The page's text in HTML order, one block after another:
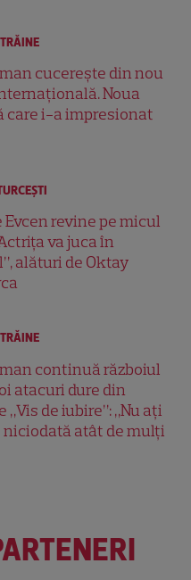
cucerește din nou
Noua
care i-a impresionat
Evcen revine pe micul
va juca în
alături de Oktay
continuă războiul
atacuri dure din
„Vis de iubire”: „Nu ați
atât de mulți